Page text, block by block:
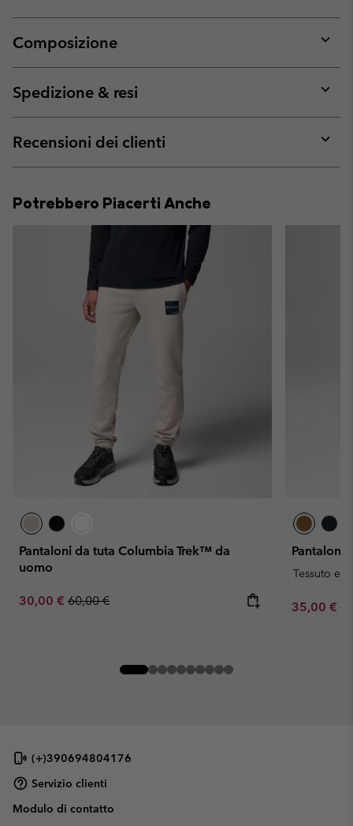
Composizione
or
Spedizione & resi
or
Recensioni dei clienti
or
Potrebbero Piacerti Anche
Pantaloni da tuta Columbia Trek™ da
uomo
Sale price:
30,00 € Regular price:
60,00 €
Pantaloni
Tessuto
Sale price:
35,00 €
(+)390694804176
Servizio clienti
Modulo di contatto